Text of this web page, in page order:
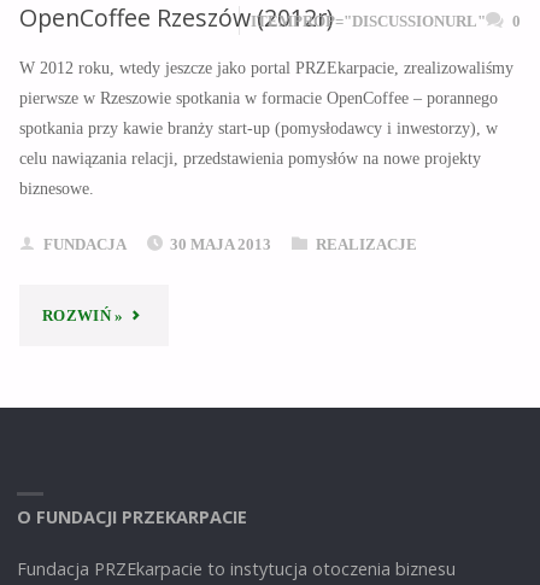
OpenCoffee Rzeszów (2012r)ITEMPROP="DISCUSSIONURL" 0
W 2012 roku, wtedy jeszcze jako portal PRZEkarpacie, zrealizowaliśmy
pierwsze w Rzeszowie spotkania w formacie OpenCoffee – porannego
spotkania przy kawie branży start-up (pomysłodawcy i inwestorzy), w
celu nawiązania relacji, przedstawienia pomysłów na nowe projekty
biznesowe.
FUNDACJA 30 MAJA 2013 REALIZACJE
ROZWIŃ » "OPENCOFFEE
O FUNDACJI PRZEKARPACIE
Fundacja PRZEkarpacie to instytucja otoczenia biznesu